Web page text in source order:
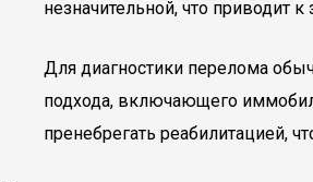
незначительной, что приводит к
Для диагностики перелома
подхода, включающего
пренебрегать реабилитацией,